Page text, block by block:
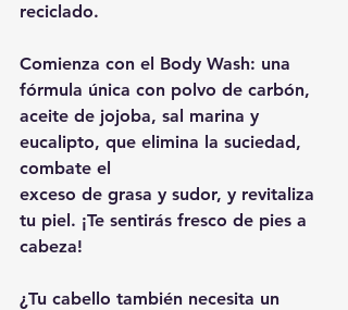
reciclado.
Comienza con el Body Wash: una
fórmula única con polvo de carbón,
aceite de jojoba, sal marina y
eucalipto, que elimina la suciedad,
combate el
exceso de grasa y sudor, y revitaliza
tu piel. ¡Te sentirás fresco de pies a
cabeza!
¿Tu cabello también necesita un